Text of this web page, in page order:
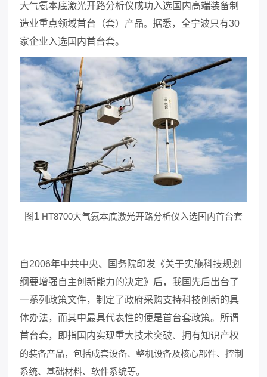
大气氨本底激光开路分析仪成功入选国内高端装备制
造业重点领域首台（套）产品。据悉，全宁波只有30
家企业入选国内首台套。
图 1 HT8700大气氨本底激光开路分析仪入选国内首台套
自2006年中共中央、国务院印发《关于实施科技规划
纲要增强自主创新能力的决定》后，我国先后出台了
一系列政策文件，制定了政府采购支持科技创新的具
体办法，而其中最具代表性的便是首台套政策。所谓
首台套，即指国内实现重大技术突破、拥有知识产权
的装备产品，包括成套设备、整机设备及核心部件、控制
系统、基础材料、软件系统等。